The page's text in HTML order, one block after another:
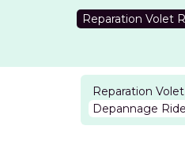
Reparation Volet
Reparation
Depannage